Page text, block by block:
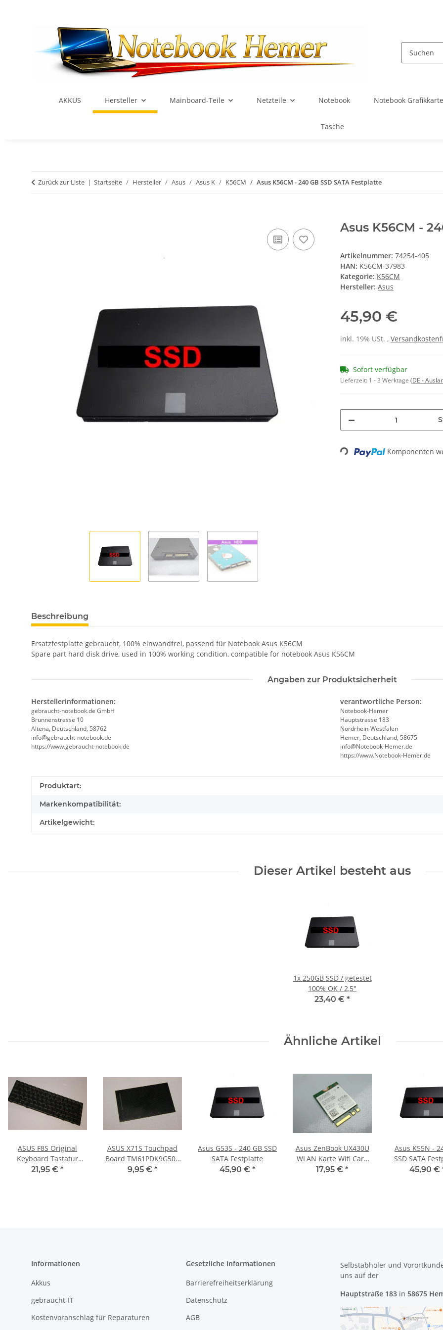
AKKUS Hersteller Mainboard-Teile Netzteile Notebook Notebook
Tasche
Zurück zur Liste Startseite Hersteller Asus Asus K K56CM Asus K56CM - 240 GB SSD SATA Festplatte
Asus K56CM -
Artikelnummer: 74254-405
HAN: K56CM-37983
Kategorie: K56CM
Hersteller: Asus
45,90 €
inkl. 19% USt. ,
Sofort verfügbar
Lieferzeit: 1 - 3 Werktage (DE -
Loading... Komponenten
Beschreibung
Ersatzfestplatte gebraucht, 100% einwandfrei, passend für Notebook Asus K56CM
Spare part hard disk drive, used in 100% working condition, compatible for notebook Asus K56CM
Angaben zur Produktsicherheit
Herstellerinformationen:
gebraucht-notebook.de GmbH
Brunnenstrasse 10
Altena, Deutschland, 58762
info@gebraucht-notebook.de
https://www.gebraucht-notebook.de
verantwortliche Person:
Notebook-Hemer
Hauptstrasse 183
Nordrhein-Westfalen
Hemer, Deutschland, 58675
info@Notebook-Hemer.de
https://www.Notebook-Hemer.de
Produkteigenschaft
Wert
Produktart:
Markenkompatibilität:
Artikelgewicht:
Dieser Artikel besteht aus
1x 250GB SSD / getestet
100% OK / 2,5"
23,40 € *
Ähnliche Artikel
ASUS F8S Original
Keyboard Tastatur
Layout Nordic
21,95 € *
ASUS X71S Touchpad
Board TM61PDK9G500
#2751
9,95 € *
Asus G53S - 240 GB SSD
SATA Festplatte
45,90 € *
Asus ZenBook UX430U
WLAN Karte Wifi Card
840079-001 #4163
17,95 € *
Asus K55N -
SSD SATA
45,90 €
Informationen
Akkus
gebraucht-IT
Kostenvoranschlag für Reparaturen
Gesetzliche Informationen
Barrierefreiheitserklärung
Datenschutz
AGB
Selbstabholer und
uns auf der
Hauptstraße 183 in 58675